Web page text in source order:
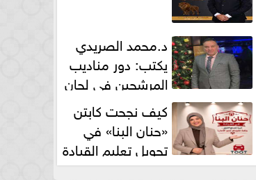
د.محمد الصريدي
يكتب: دور مناديب
المرشحين في لجان
الانتخابات
كيف نجحت كابتن
«حنان البنا» في
تحويل تعليم القيادة
النسائية من خوف...